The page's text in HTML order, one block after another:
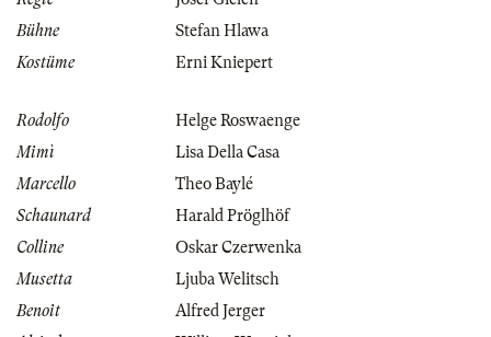
Bühne
Stefan Hlawa
Kostüme
Erni Kniepert
Rodolfo
Helge Roswaenge
Mimì
Lisa Della Casa
Marcello
Theo Baylé
Schaunard
Harald Pröglhöf
Colline
Oskar Czerwenka
Musetta
Ljuba Welitsch
Benoit
Alfred Jerger